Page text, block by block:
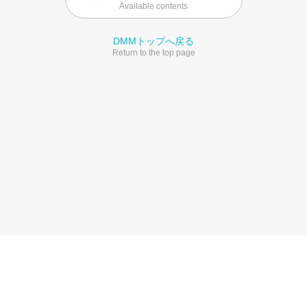
Available contents
DMMトップへ戻る
Return to the top page